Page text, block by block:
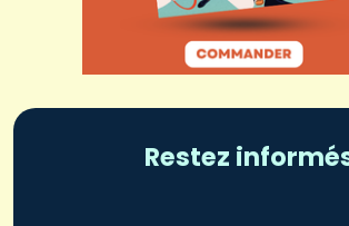
Restez